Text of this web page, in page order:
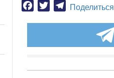
Facebook
TwitterTelegram
Поделиться